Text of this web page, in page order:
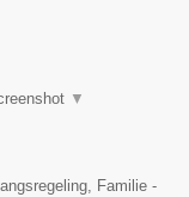
▼
Familie -